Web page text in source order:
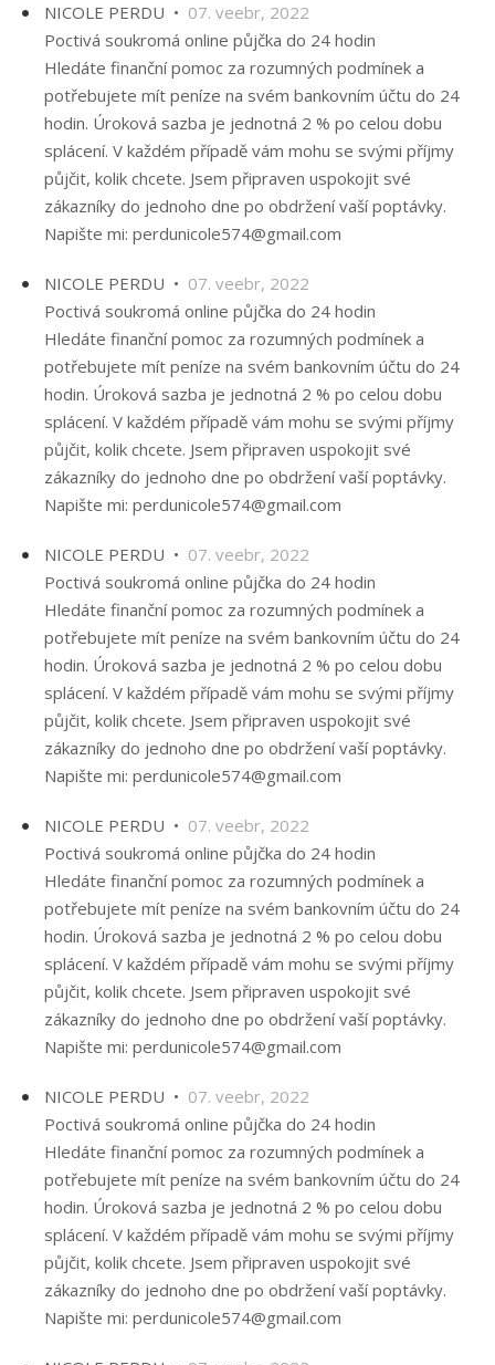
NICOLE PERDU • 07. veebr, 2022
Poctivá soukromá online půjčka do 24 hodin
Hledáte finanční pomoc za rozumných podmínek a
potřebujete mít peníze na svém bankovním účtu do 24
hodin. Úroková sazba je jednotná 2 % po celou dobu
splácení. V každém případě vám mohu se svými příjmy
půjčit, kolik chcete. Jsem připraven uspokojit své
zákazníky do jednoho dne po obdržení vaší poptávky.
Napište mi: perdunicole574@gmail.com
NICOLE PERDU • 07. veebr, 2022
Poctivá soukromá online půjčka do 24 hodin
Hledáte finanční pomoc za rozumných podmínek a
potřebujete mít peníze na svém bankovním účtu do 24
hodin. Úroková sazba je jednotná 2 % po celou dobu
splácení. V každém případě vám mohu se svými příjmy
půjčit, kolik chcete. Jsem připraven uspokojit své
zákazníky do jednoho dne po obdržení vaší poptávky.
Napište mi: perdunicole574@gmail.com
NICOLE PERDU • 07. veebr, 2022
Poctivá soukromá online půjčka do 24 hodin
Hledáte finanční pomoc za rozumných podmínek a
potřebujete mít peníze na svém bankovním účtu do 24
hodin. Úroková sazba je jednotná 2 % po celou dobu
splácení. V každém případě vám mohu se svými příjmy
půjčit, kolik chcete. Jsem připraven uspokojit své
zákazníky do jednoho dne po obdržení vaší poptávky.
Napište mi: perdunicole574@gmail.com
NICOLE PERDU • 07. veebr, 2022
Poctivá soukromá online půjčka do 24 hodin
Hledáte finanční pomoc za rozumných podmínek a
potřebujete mít peníze na svém bankovním účtu do 24
hodin. Úroková sazba je jednotná 2 % po celou dobu
splácení. V každém případě vám mohu se svými příjmy
půjčit, kolik chcete. Jsem připraven uspokojit své
zákazníky do jednoho dne po obdržení vaší poptávky.
Napište mi: perdunicole574@gmail.com
NICOLE PERDU • 07. veebr, 2022
Poctivá soukromá online půjčka do 24 hodin
Hledáte finanční pomoc za rozumných podmínek a
potřebujete mít peníze na svém bankovním účtu do 24
hodin. Úroková sazba je jednotná 2 % po celou dobu
splácení. V každém případě vám mohu se svými příjmy
půjčit, kolik chcete. Jsem připraven uspokojit své
zákazníky do jednoho dne po obdržení vaší poptávky.
Napište mi: perdunicole574@gmail.com